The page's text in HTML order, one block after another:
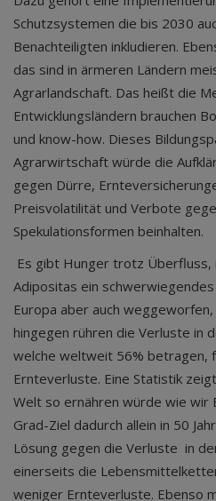
Schutzsystemen die bis 2030
Benachteiligten inkludieren.
das sind in ärmeren Ländern
Agrarlandschaft. Das heißt die
Entwicklungsländern brauchen
und know-how. Dieses
Agrarwirtschaft würde die
gegen Dürre,
Preisvolatilität und Verbote
Spekulationsformen beinhalten.
Es gibt Hunger trotz Überfluss,
Adipositas ein
Europa aber auch
hingegen rühren die Verluste in
welche weltweit 56% betragen,
Ernteverluste. Eine Statistik
Welt so ernähren würde wie wir
Grad-Ziel dadurch allein in 50
Lösung gegen die Verluste in
einerseits die
weniger Ernteverluste. Ebenso